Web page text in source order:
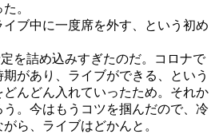
。
ブ中に一度席を外す、という初め
を詰め込みすぎたのだ。コロナで
があり、ライブができる、という
んどん入れていったため。それか
。今はもうコツを掴んだので、冷
ら、ライブはどかんと。